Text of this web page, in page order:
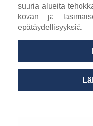
suuria alueita
kovan ja
epätäydellisyyksiä.